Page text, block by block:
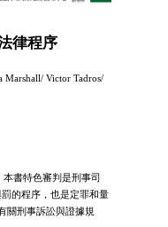
律程序
Marshall/ Victor Tadros/
書特色審判是刑事司
的程序，也是定罪和量
關刑事訴訟與證據規